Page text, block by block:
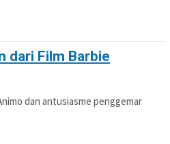
dari Film Barbie
dan antusiasme penggemar